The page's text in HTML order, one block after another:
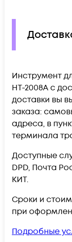
Инструмент
HT-2008A c
доставки вы
заказа:
адреса, в
терминала
Доступные
DPD, Почта
КИТ.
Сроки и
при
Подробные